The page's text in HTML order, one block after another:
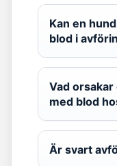
Kan en
blod i
Vad
med blod
Är svart